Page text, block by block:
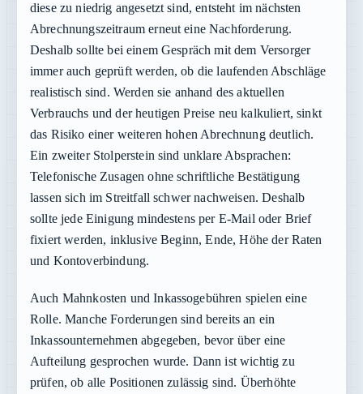
diese zu niedrig angesetzt sind, entsteht im nächsten
Abrechnungszeitraum erneut eine Nachforderung.
Deshalb sollte bei einem Gespräch mit dem Versorger
immer auch geprüft werden, ob die laufenden Abschläge
realistisch sind. Werden sie anhand des aktuellen
Verbrauchs und der heutigen Preise neu kalkuliert, sinkt
das Risiko einer weiteren hohen Abrechnung deutlich.
Ein zweiter Stolperstein sind unklare Absprachen:
Telefonische Zusagen ohne schriftliche Bestätigung
lassen sich im Streitfall schwer nachweisen. Deshalb
sollte jede Einigung mindestens per E-Mail oder Brief
fixiert werden, inklusive Beginn, Ende, Höhe der Raten
und Kontoverbindung.
Auch Mahnkosten und Inkassogebühren spielen eine
Rolle. Manche Forderungen sind bereits an ein
Inkassounternehmen abgegeben, bevor über eine
Aufteilung gesprochen wurde. Dann ist wichtig zu
prüfen, ob alle Positionen zulässig sind. Überhöhte